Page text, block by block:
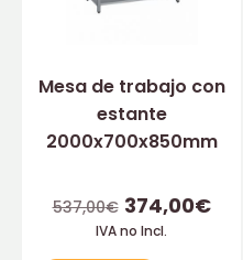
Mesa de trabajo con
estante
2000x700x850mm
537,00€ 374,00€
IVA no Incl.